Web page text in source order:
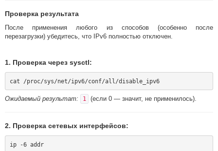
Проверка результата
После применения любого из способов (особенно после
перезагрузки) убедитесь, что IPv6 полностью отключен.
1. Проверка через sysctl:
cat /proc/sys/net/ipv6/conf/all/disable_ipv6
Ожидаемый результат: 1 (если 0 — значит, не применилось).
2. Проверка сетевых интерфейсов:
ip -6 addr